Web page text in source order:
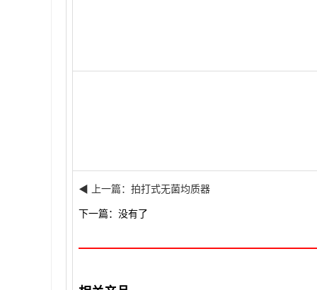
◀ 上一篇：拍打式无菌均质器
下一篇：没有了